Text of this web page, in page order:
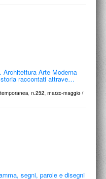
Architettura Arte Moderna
storia raccontati attrave…
n.252, marzo-maggio /
segni, parole e disegni